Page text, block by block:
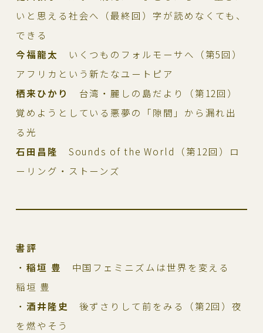
いと思える社会へ（最終回）字が読めなくても、
できる
今福龍太
いくつものフォルモーサへ（第5回）
アフリカという新たなユートピア
栖来ひかり
台湾・麗しの島だより（第12回）
覚めようとしている悪夢の「隙間」から漏れ出
る光
石田昌隆
Sounds of the World（第12回）ロ
ーリング・ストーンズ
書評
・ 稲垣 豊
中国フェミニズムは世界を変える
稲垣 豊
・ 酒井隆史
後ずさりして前をみる（第2回）夜
を燃やそう